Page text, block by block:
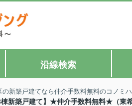
沿線検索
新築戸建てなら仲介手数料無料のコノミ
棟新築戸建て】★仲介手数料無料★（東